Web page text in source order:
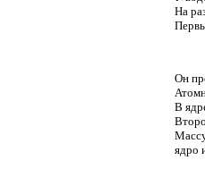
На
Он
В
ядро